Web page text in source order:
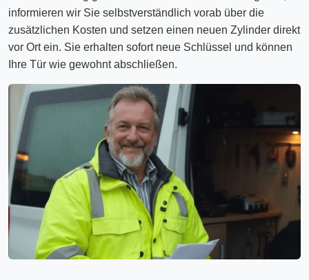
informieren wir Sie selbstverständlich vorab über die
zusätzlichen Kosten und setzen einen neuen Zylinder direkt
vor Ort ein. Sie erhalten sofort neue Schlüssel und können
Ihre Tür wie gewohnt abschließen.